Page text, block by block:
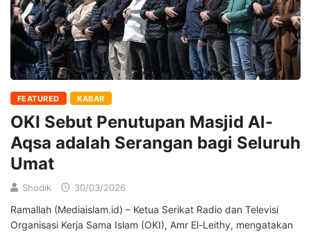
FEATURED KABAR
OKI Sebut Penutupan Masjid Al-
Aqsa adalah Serangan bagi Seluruh
Umat
Shodik 30/03/2026
Ramallah (Mediaislam.id) – Ketua Serikat Radio dan Televisi
Organisasi Kerja Sama Islam (OKI), Amr El-Leithy, mengatakan